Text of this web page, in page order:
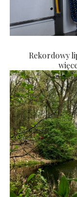
Rekordowy